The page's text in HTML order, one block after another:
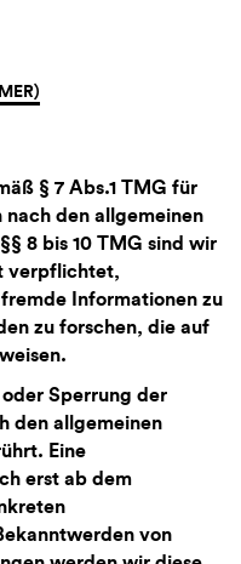
§ 7 Abs.1 TMG für
den allgemeinen
8 bis 10 TMG sind wir
verpflichtet,
Informationen zu
zu forschen, die auf
Sperrung der
den allgemeinen
Eine
erst ab dem
von